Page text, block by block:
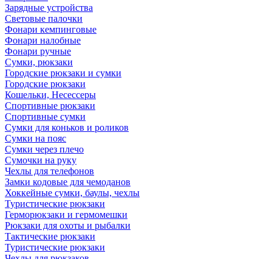
Зарядные устройства
Световые палочки
Фонари кемпинговые
Фонари налобные
Фонари ручные
Сумки, рюкзаки
Городские рюкзаки и сумки
Городские рюкзаки
Кошельки, Несессеры
Спортивные рюкзаки
Спортивные сумки
Сумки для коньков и роликов
Сумки на пояс
Сумки через плечо
Сумочки на руку
Чехлы для телефонов
Замки кодовые для чемоданов
Хоккейные сумки, баулы, чехлы
Туристические рюкзаки
Герморюкзаки и гермомешки
Рюкзаки для охоты и рыбалки
Тактические рюкзаки
Туристические рюкзаки